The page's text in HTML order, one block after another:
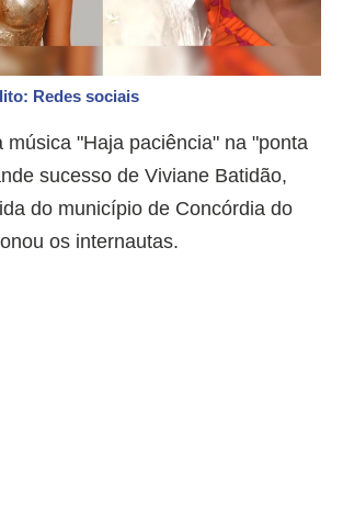
Redes sociais
música "Haja paciência" na "ponta
sucesso de Viviane Batidão,
do município de Concórdia do
os internautas.